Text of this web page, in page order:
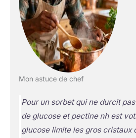
Mon astuce de chef
Pour un sorbet qui ne durcit
de glucose et pectine nh est
glucose limite les gros cristaux